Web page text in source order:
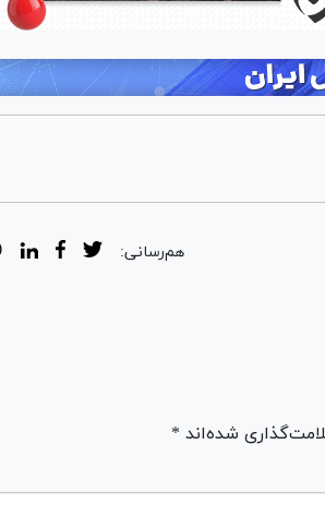
هم‌رسانی:
شده‌اند *